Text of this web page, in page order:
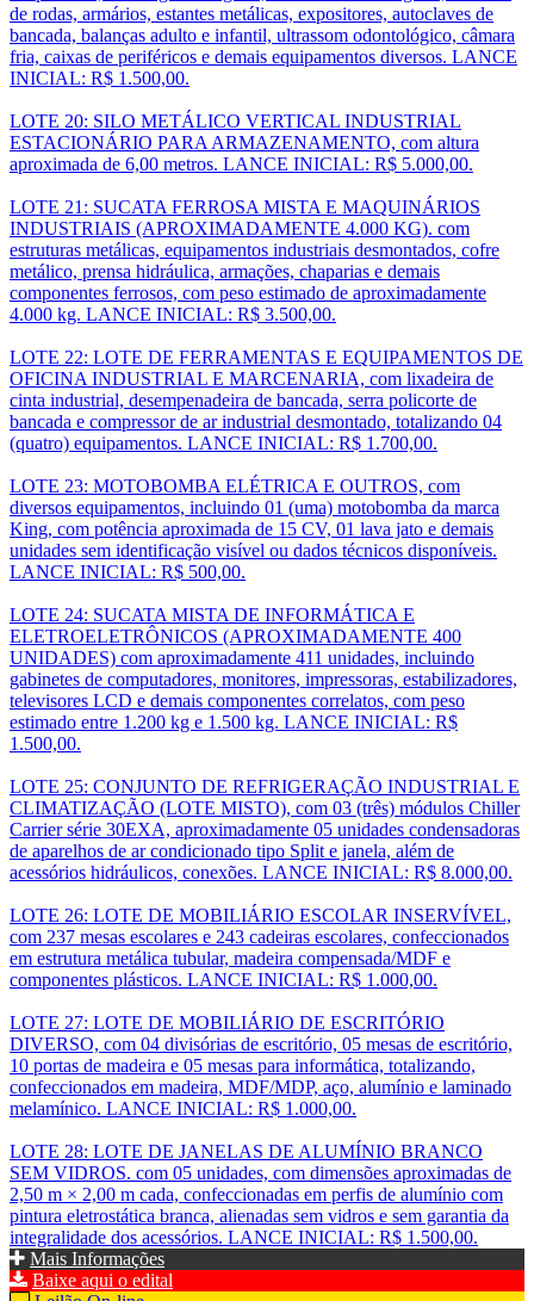
de rodas, armários, estantes metálicas, expositores, autoclaves de
bancada, balanças adulto e infantil, ultrassom odontológico, câmara
fria, caixas de periféricos e demais equipamentos diversos. LANCE
INICIAL: R$ 1.500,00.
LOTE 20: SILO METÁLICO VERTICAL INDUSTRIAL
ESTACIONÁRIO PARA ARMAZENAMENTO, com altura
aproximada de 6,00 metros. LANCE INICIAL: R$ 5.000,00.
LOTE 21: SUCATA FERROSA MISTA E MAQUINÁRIOS
INDUSTRIAIS (APROXIMADAMENTE 4.000 KG). com
estruturas metálicas, equipamentos industriais desmontados, cofre
metálico, prensa hidráulica, armações, chaparias e demais
componentes ferrosos, com peso estimado de aproximadamente
4.000 kg. LANCE INICIAL: R$ 3.500,00.
LOTE 22: LOTE DE FERRAMENTAS E EQUIPAMENTOS DE
OFICINA INDUSTRIAL E MARCENARIA, com lixadeira de
cinta industrial, desempenadeira de bancada, serra policorte de
bancada e compressor de ar industrial desmontado, totalizando 04
(quatro) equipamentos. LANCE INICIAL: R$ 1.700,00.
LOTE 23: MOTOBOMBA ELÉTRICA E OUTROS, com
diversos equipamentos, incluindo 01 (uma) motobomba da marca
King, com potência aproximada de 15 CV, 01 lava jato e demais
unidades sem identificação visível ou dados técnicos disponíveis.
LANCE INICIAL: R$ 500,00.
LOTE 24: SUCATA MISTA DE INFORMÁTICA E
ELETROELETRÔNICOS (APROXIMADAMENTE 400
UNIDADES) com aproximadamente 411 unidades, incluindo
gabinetes de computadores, monitores, impressoras, estabilizadores,
televisores LCD e demais componentes correlatos, com peso
estimado entre 1.200 kg e 1.500 kg. LANCE INICIAL: R$
1.500,00.
LOTE 25: CONJUNTO DE REFRIGERAÇÃO INDUSTRIAL E
CLIMATIZAÇÃO (LOTE MISTO), com 03 (três) módulos Chiller
Carrier série 30EXA, aproximadamente 05 unidades condensadoras
de aparelhos de ar condicionado tipo Split e janela, além de
acessórios hidráulicos, conexões. LANCE INICIAL: R$ 8.000,00.
LOTE 26: LOTE DE MOBILIÁRIO ESCOLAR INSERVÍVEL,
com 237 mesas escolares e 243 cadeiras escolares, confeccionados
em estrutura metálica tubular, madeira compensada/MDF e
componentes plásticos. LANCE INICIAL: R$ 1.000,00.
LOTE 27: LOTE DE MOBILIÁRIO DE ESCRITÓRIO
DIVERSO, com 04 divisórias de escritório, 05 mesas de escritório,
10 portas de madeira e 05 mesas para informática, totalizando,
confeccionados em madeira, MDF/MDP, aço, alumínio e laminado
melamínico. LANCE INICIAL: R$ 1.000,00.
LOTE 28: LOTE DE JANELAS DE ALUMÍNIO BRANCO
SEM VIDROS. com 05 unidades, com dimensões aproximadas de
2,50 m × 2,00 m cada, confeccionadas em perfis de alumínio com
pintura eletrostática branca, alienadas sem vidros e sem garantia da
integralidade dos acessórios. LANCE INICIAL: R$ 1.500,00.
Mais Informações
Baixe aqui o edital